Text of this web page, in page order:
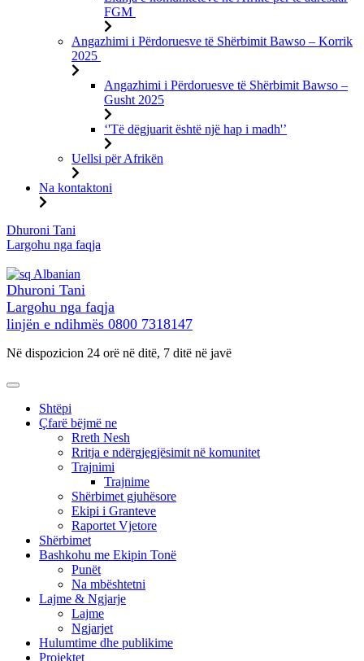
FGM
Angazhimi i Përdoruesve të Shërbimit Bawso – Korrik
2025
Angazhimi i Përdoruesve të Shërbimit Bawso –
Gusht 2025
‘'Të dëgjuarit është një hap i madh'’
Uellsi për Afrikën
Na kontaktoni
Kalo
te
Dhuroni Tani
Largohu nga faqja
Albanian
Dhuroni Tani
Largohu nga faqja
linjën e ndihmës 0800 7318147
Në dispozicion 24 orë në ditë, 7 ditë në javë
Shtëpi
Çfarë bëjmë ne
Rreth Nesh
Rritja e ndërgjegjësimit në komunitet
Trajnimi
Trajnime
Shërbimet gjuhësore
Ekipi i Granteve
Raportet Vjetore
Shërbimet
Bashkohu me Ekipin Tonë
Punët
Na mbështetni
Lajme & Ngjarje
Lajme
Ngjarjet
Hulumtime dhe publikime
Projektet